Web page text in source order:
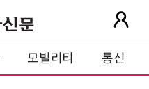
모빌리티 통신